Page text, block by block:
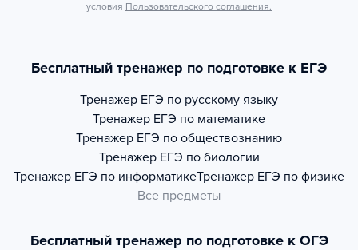
условия Пользовательского соглашения.
Бесплатный тренажер по подготовке к ЕГЭ
Тренажер ЕГЭ по русскому языку
Тренажер ЕГЭ по математике
Тренажер ЕГЭ по обществознанию
Тренажер ЕГЭ по биологии
Тренажер ЕГЭ по информатикеТренажер ЕГЭ по физике
Все предметы
Бесплатный тренажер по подготовке к ОГЭ